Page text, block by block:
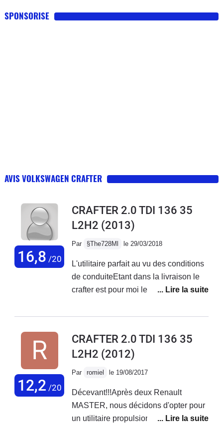
SPONSORISE
AVIS VOLKSWAGEN CRAFTER
16,8 /20
CRAFTER 2.0 TDI 136 35
L2H2 (2013)
Par §The728Ml le 29/03/2018
L'utilitaire parfait au vu des conditions
de conduiteEtant dans la livraison le
crafter est pour moi le meilleur Les
digne d'un pétrolier et la puissance
partout sauf du moteur les Mercedes
consomment plus qu'un poids
dépasse pas les 800kg après mieux
vaudra passé au 163 ch Il est robuste ,
aucun entretient particulier durant les
12,2 /20
CRAFTER 2.0 TDI 136 35
L2H2 (2012)
Par romiel le 19/08/2017
Décevant!!!Après deux Renault
MASTER, nous décidons d'opter pour
un utilitaire propulsion car nous